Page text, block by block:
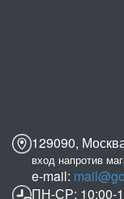
129090,
вход напротив
e-mail:
ПН-СР: 10:00-